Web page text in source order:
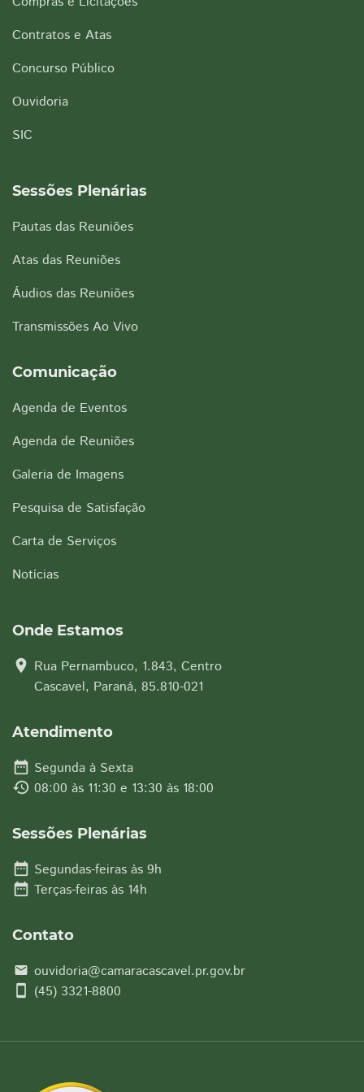
Contratos e Atas
Concurso Público
Ouvidoria
SIC
Sessões Plenárias
Pautas das Reuniões
Atas das Reuniões
Áudios das Reuniões
Transmissões Ao Vivo
Comunicação
Agenda de Eventos
Agenda de Reuniões
Galeria de Imagens
Pesquisa de Satisfação
Carta de Serviços
Notícias
Onde Estamos
location_on Rua Pernambuco, 1.843, Centro
Cascavel, Paraná, 85.810-021
Atendimento
date_range Segunda à Sexta
history 08:00 às 11:30 e 13:30 às 18:00
Sessões Plenárias
date_range Segundas-feiras às 9h
date_range Terças-feiras às 14h
Contato
email ouvidoria@camaracascavel.pr.gov.br
smartphone (45) 3321-8800